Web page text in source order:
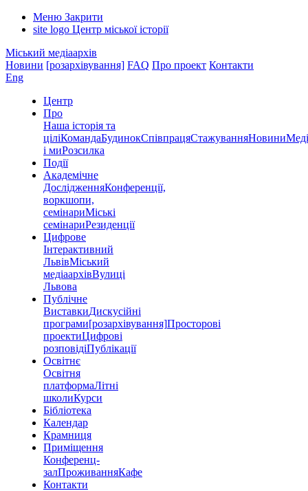
Меню Закрити
site logo Центр міської історії
Міський медіаархів
Новини [розархівування] FAQ Про проект Контакти
Eng
Центр
Про
Наша історія та
ціліКомандаБудинокСпівпрацяСтажуванняНовини
і миРозсилка
Події
Академічне
ДослідженняКонференції,
воркшопи,
семінариМіські
семінариРезиденції
Цифрове
Інтерактивний
ЛьвівМіський
медіаархівВулиці
Львова
Публічне
ВиставкиДискусійні
програми[розархівування]Просторові
проектиЦифрові
розповідіПублікації
Освітнє
Освітня
платформаЛітні
школиКурси
Бібліотека
Календар
Крамниця
Приміщення
Конференц-
залПроживанняКафе
Контакти